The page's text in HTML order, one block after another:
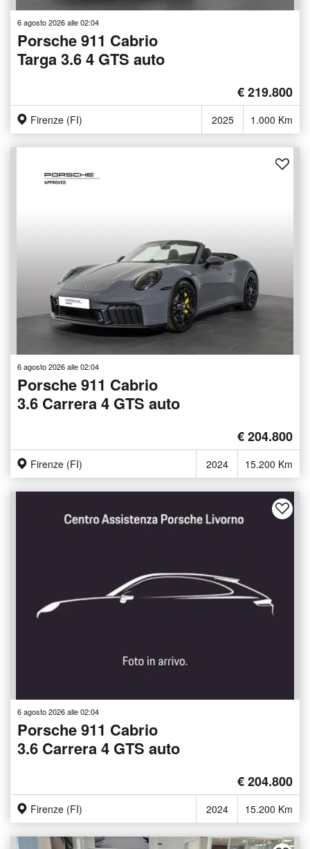
6 agosto 2026 alle 02:04
Porsche 911 Cabrio
Targa 3.6 4 GTS auto
€ 219.800
Firenze (FI) 2025 1.000 Km
6 agosto 2026 alle 02:04
Porsche 911 Cabrio
3.6 Carrera 4 GTS auto
€ 204.800
Firenze (FI) 2024 15.200 Km
6 agosto 2026 alle 02:04
Porsche 911 Cabrio
3.6 Carrera 4 GTS auto
€ 204.800
Firenze (FI) 2024 15.200 Km